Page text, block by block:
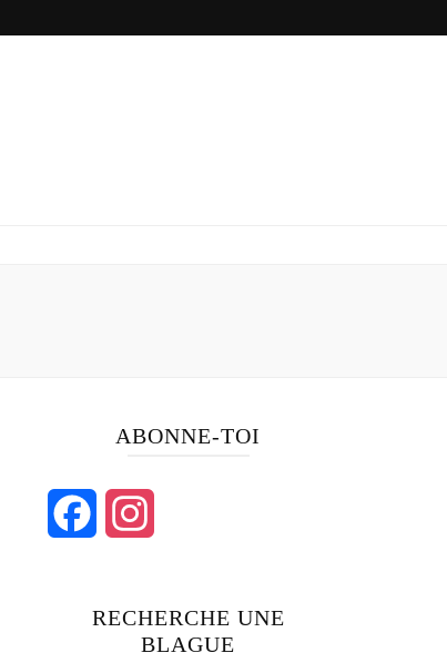
ABONNE-TOI
RECHERCHE UNE
BLAGUE